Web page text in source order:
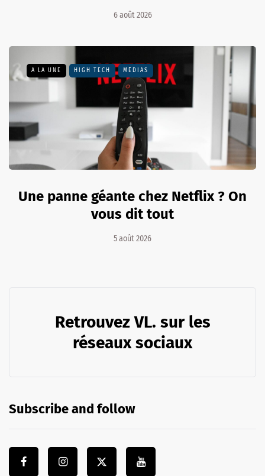
6 août 2026
A LA UNE HIGH TECH MÉDIAS
Une panne géante chez Netflix ? On
vous dit tout
5 août 2026
Retrouvez VL. sur les
réseaux sociaux
Subscribe and follow